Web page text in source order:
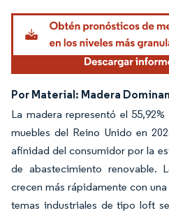
Por Material: Madera
La madera representó el
muebles del Reino Unido en
afinidad del consumidor por la
de abastecimiento renovable.
crecen más rápidamente con
temas industriales de tipo loft